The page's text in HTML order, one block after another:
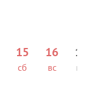
15
сб
16
вс пн